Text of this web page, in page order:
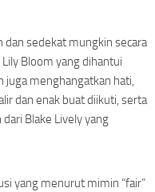
dan sedekat mungkin secara
Bloom yang dihantui
juga menghangatkan hati,
dan enak buat diikuti, serta
Blake Lively yang
yang menurut mimin “fair”